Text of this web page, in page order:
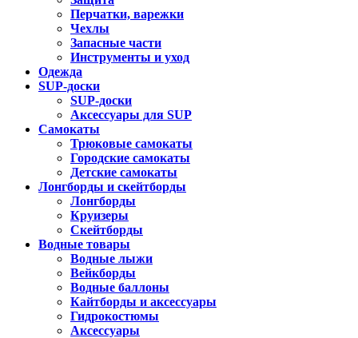
Перчатки, варежки
Чехлы
Запасные части
Инструменты и уход
Одежда
SUP-доски
SUP-доски
Аксессуары для SUP
Самокаты
Трюковые самокаты
Городские самокаты
Детские самокаты
Лонгборды и скейтборды
Лонгборды
Круизеры
Скейтборды
Водные товары
Водные лыжи
Вейкборды
Водные баллоны
Кайтборды и аксессуары
Гидрокостюмы
Аксессуары